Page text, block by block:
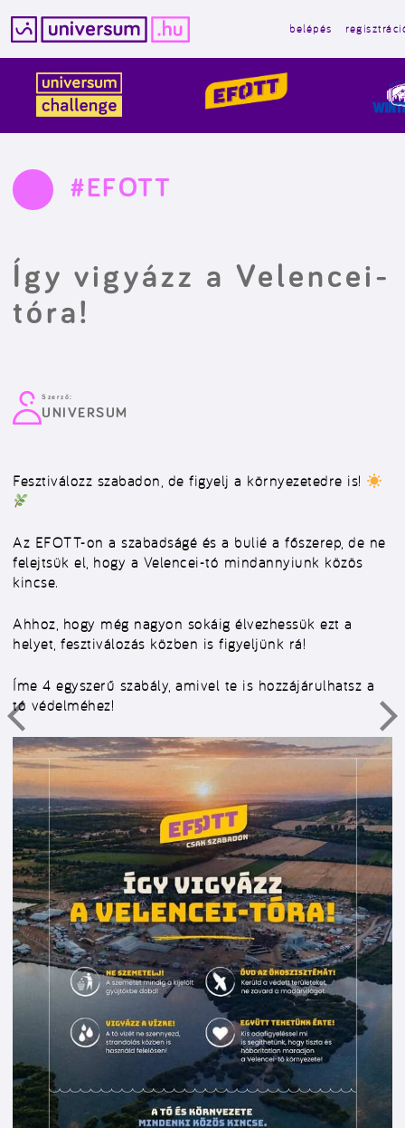
tartalomba
belépés
#EFOTT
Így vigyázz a Velencei-
tóra!
Szerző:
UNIVERSUM
Fesztiválozz szabadon, de figyelj a környezetedre is!
Az EFOTT-on a szabadságé és a bulié a főszerep, de ne
felejtsük el, hogy a Velencei-tó mindannyiunk közös
kincse.
Ahhoz, hogy még nagyon sokáig élvezhessük ezt a
helyet, fesztiválozás közben is figyeljünk rá!
Íme 4 egyszerű szabály, amivel te is hozzájárulhatsz a
tó védelméhez!